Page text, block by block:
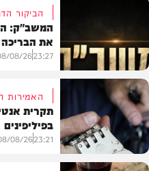
המשב"ק
הביקור
המשב"ק:
את הבריכה
23:27
08/26
האמירות
תקרית
בפיליפינים
23:21
08/26